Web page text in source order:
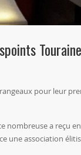
pour leur
nombreuse a
une association